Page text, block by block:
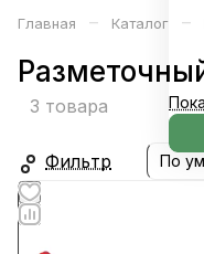
Главная – Каталог –
3 товара
Фильтр По